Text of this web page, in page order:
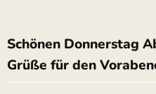
Schönen Donnerstag
Grüße für den